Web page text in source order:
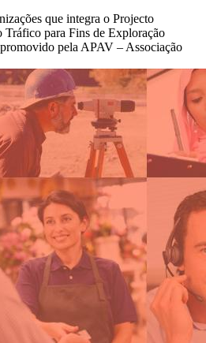
que integra o Projecto
Tráfico para Fins de Exploração
pela APAV – Associação